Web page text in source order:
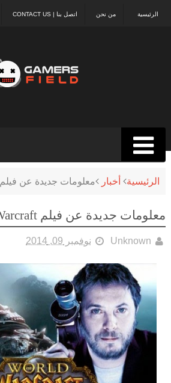
اتصل بنا | CONTACT US من نحن الرئيسية
الرئيسية أخبار معلومات جديدة عن فيلم Warcraft
معلومات جديدة عن فيلم Warcraft
Unknown نوفمبر 09, 2014